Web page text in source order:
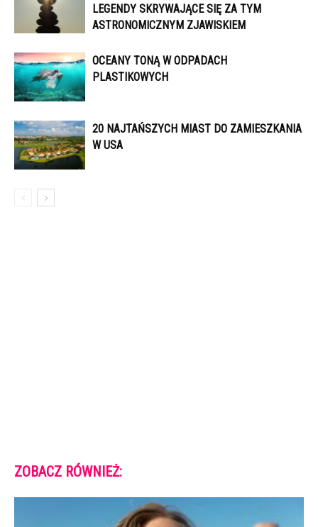
LEGENDY SKRYWAJĄCE SIĘ ZA TYM
ASTRONOMICZNYM ZJAWISKIEM
OCEANY TONĄ W ODPADACH
PLASTIKOWYCH
20 NAJTAŃSZYCH MIAST DO ZAMIESZKANIA
W USA
ZOBACZ RÓWNIEŻ: